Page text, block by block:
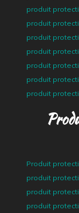
produit
produit
produit
produit
produit
produit
produit
Produit
produit
produit
produit